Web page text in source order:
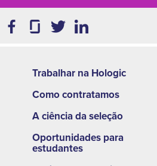
Footer
second
menu
-
Trabalhar na Hologic
Como contratamos
A ciência da seleção
Oportunidades para
estudantes